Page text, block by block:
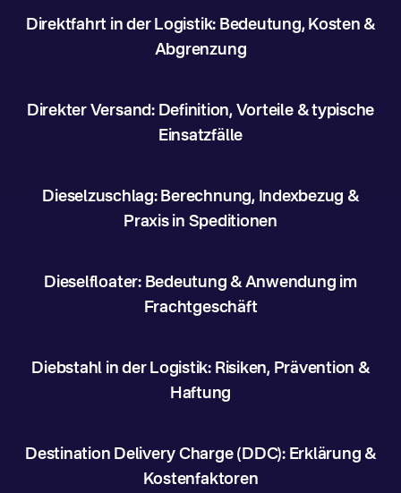
Direktfahrt in der Logistik: Bedeutung, Kosten &
Abgrenzung
Direkter Versand: Definition, Vorteile & typische
Einsatzfälle
Dieselzuschlag: Berechnung, Indexbezug &
Praxis in Speditionen
Dieselfloater: Bedeutung & Anwendung im
Frachtgeschäft
Diebstahl in der Logistik: Risiken, Prävention &
Haftung
Destination Delivery Charge (DDC): Erklärung &
Kostenfaktoren